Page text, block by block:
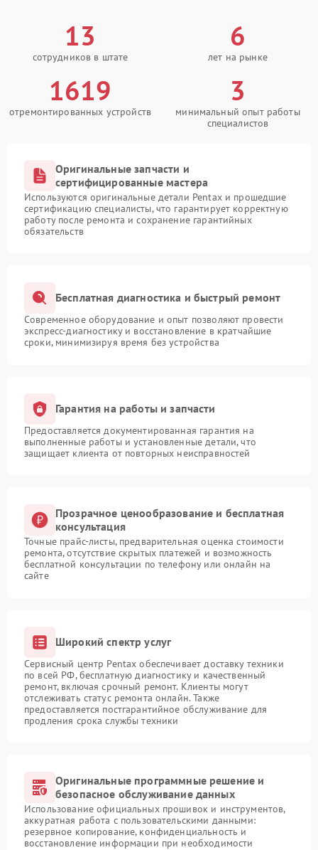
13
сотрудников в штате
6
лет на рынке
1619
отремонтированных устройств
3
минимальный опыт работы
специалистов
Оригинальные запчасти и
сертифицированные мастера
Используются оригинальные детали Pentax и прошедшие
сертификацию специалисты, что гарантирует корректную
работу после ремонта и сохранение гарантийных
обязательств
Бесплатная диагностика и быстрый ремонт
Современное оборудование и опыт позволяют провести
экспресс-диагностику и восстановление в кратчайшие
сроки, минимизируя время без устройства
Гарантия на работы и запчасти
Предоставляется документированная гарантия на
выполненные работы и установленные детали, что
защищает клиента от повторных неисправностей
Прозрачное ценообразование и бесплатная
консультация
Точные прайс-листы, предварительная оценка стоимости
ремонта, отсутствие скрытых платежей и возможность
бесплатной консультации по телефону или онлайн на
сайте
Широкий спектр услуг
Сервисный центр Pentax обеспечивает доставку техники
по всей РФ, бесплатную диагностику и качественный
ремонт, включая срочный ремонт. Клиенты могут
отслеживать статус ремонта онлайн. Также
предоставляется постгарантийное обслуживание для
продления срока службы техники
Оригинальные программные решение и
безопасное обслуживание данных
Использование официальных прошивок и инструментов,
аккуратная работа с пользовательскими данными:
резервное копирование, конфиденциальность и
восстановление информации при необходимости